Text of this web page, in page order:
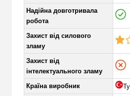
Надійна довготривала
робота
Захист від силового
зламу
Захист від
інтелектуального зламу
Країна виробник